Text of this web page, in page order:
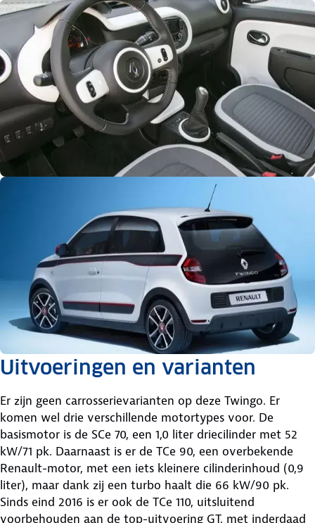
Uitvoeringen en varianten
Er zijn geen carrosserievarianten op deze Twingo. Er
komen wel drie verschillende motortypes voor. De
basismotor is de SCe 70, een 1,0 liter driecilinder met 52
kW/71 pk. Daarnaast is er de TCe 90, een overbekende
Renault-motor, met een iets kleinere cilinderinhoud (0,9
liter), maar dank zij een turbo haalt die 66 kW/90 pk.
Sinds eind 2016 is er ook de TCe 110, uitsluitend
voorbehouden aan de top-uitvoering GT, met inderdaad